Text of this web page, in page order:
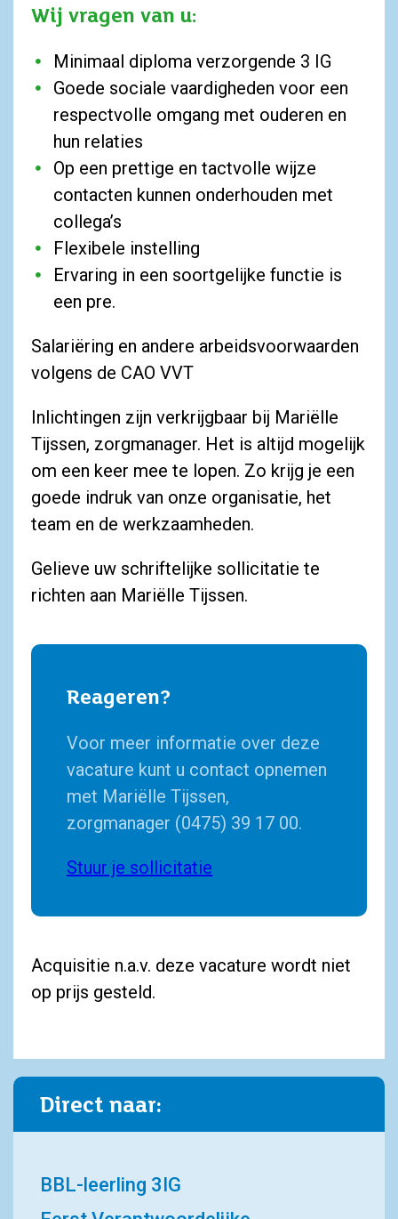
Wij vragen van u:
Minimaal diploma verzorgende 3 IG
Goede sociale vaardigheden voor een
respectvolle omgang met ouderen en
hun relaties
Op een prettige en tactvolle wijze
contacten kunnen onderhouden met
collega’s
Flexibele instelling
Ervaring in een soortgelijke functie is
een pre.
Salariëring en andere arbeidsvoorwaarden
volgens de CAO VVT
Inlichtingen zijn verkrijgbaar bij Mariëlle
Tijssen, zorgmanager. Het is altijd mogelijk
om een keer mee te lopen. Zo krijg je een
goede indruk van onze organisatie, het
team en de werkzaamheden.
Gelieve uw schriftelijke sollicitatie te
richten aan Mariëlle Tijssen.
Reageren?
Voor meer informatie over deze
vacature kunt u contact opnemen
met Mariëlle Tijssen,
zorgmanager (0475) 39 17 00.
Stuur je sollicitatie
Acquisitie n.a.v. deze vacature wordt niet
op prijs gesteld.
Direct naar:
BBL-leerling 3IG